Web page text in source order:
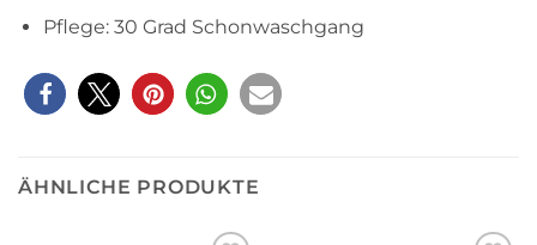
Pflege: 30 Grad Schonwaschgang
ÄHNLICHE PRODUKTE